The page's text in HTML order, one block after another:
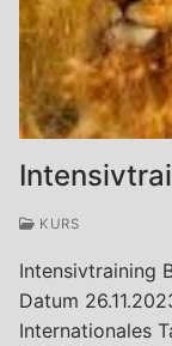
KURS
Intensivtraining
Datum
Internationales